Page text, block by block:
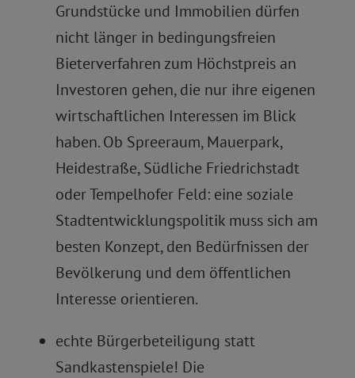
Grundstücke und Immobilien dürfen
nicht länger in bedingungsfreien
Bieterverfahren zum Höchstpreis an
Investoren gehen, die nur ihre eigenen
wirtschaftlichen Interessen im Blick
haben. Ob Spreeraum, Mauerpark,
Heidestraße, Südliche Friedrichstadt
oder Tempelhofer Feld: eine soziale
Stadtentwicklungspolitik muss sich am
besten Konzept, den Bedürfnissen der
Bevölkerung und dem öffentlichen
Interesse orientieren.
echte Bürgerbeteiligung statt
Sandkastenspiele! Die